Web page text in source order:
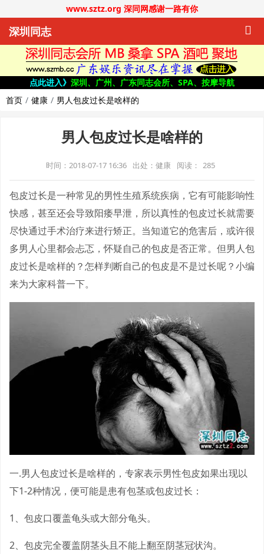
www.sztz.org 深同网感谢一路有你
深圳同志
点此进入》 深圳、广州、广东同志会所、SPA、按摩导航
首页
健康 男人包皮过长是啥样的
男人包皮过长是啥样的
时间：2018-07-17 16:36 出处：健康 阅读： 285
包皮过长是一种常见的男性生殖系统疾病，它有可能影响性
快感，甚至还会导致阳痿早泄，所以真性的包皮过长就需要
尽快通过手术治疗来进行矫正。当知道它的危害后，或许很
多男人心里都会忐忑，怀疑自己的包皮是否正常。但男人包
皮过长是啥样的？怎样判断自己的包皮是不是过长呢？小编
来为大家科普一下。
一.男人包皮过长是啥样的，专家表示男性包皮如果出现以
下1-2种情况，便可能是患有包茎或包皮过长：
1、包皮口覆盖龟头或大部分龟头。
2、包皮完全覆盖阴茎头且不能上翻至阴茎冠状沟。